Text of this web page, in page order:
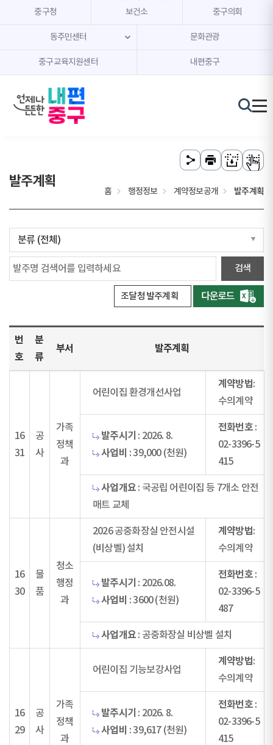
본문 내용 바로가기
주메뉴 바로가기
중구청 보건소 중구의회
동주민센터 문화관광
중구교육지원센터 내편중구
발주계획
홈 행정정보 계약정보공개 발주계획
조달청 발주계획
번
호
분
류
부서 발주계획
16
31
공
사
가족
정책
과
어린이집 환경개선사업
계약방법 :
수의계약
발주시기 : 2026. 8.
사업비 : 39,000 (천원)
전화번호:
02-3396-5
415
사업개요 : 국공립 어린이집 등 7개소 안전
매트 교체
16
30
물
품
청소
행정
과
2026 공중화장실 안전시설
(비상벨) 설치
계약방법 :
수의계약
발주시기 : 2026.08.
사업비 : 3600 (천원)
전화번호:
02-3396-5
487
사업개요 : 공중화장실 비상벨 설치
16
29
공
사
가족
정책
과
어린이집 기능보강사업
계약방법 :
수의계약
발주시기 : 2026. 8.
사업비 : 39,617 (천원)
전화번호:
02-3396-5
415